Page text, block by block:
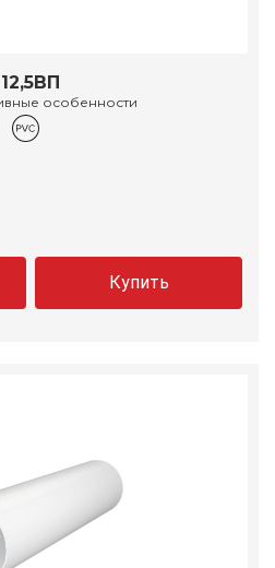
12,5ВП
особенности
Купить